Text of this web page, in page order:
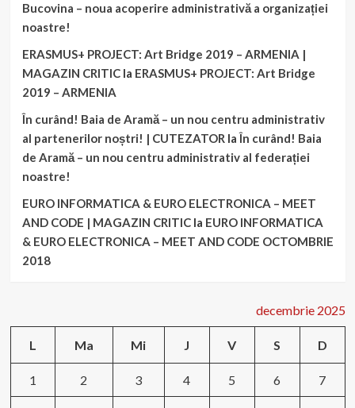
Bucovina – noua acoperire administrativă a organizației
noastre!
ERASMUS+ PROJECT: Art Bridge 2019 – ARMENIA |
MAGAZIN CRITICla ERASMUS+ PROJECT: Art Bridge
2019 – ARMENIA
În curând! Baia de Aramă – un nou centru administrativ
al partenerilor noștri! | CUTEZATOR laÎn curând! Baia
de Aramă – un nou centru administrativ al federației
noastre!
EURO INFORMATICA & EURO ELECTRONICA – MEET
AND CODE | MAGAZIN CRITICla EURO INFORMATICA
& EURO ELECTRONICA – MEET AND CODE OCTOMBRIE
2018
decembrie 2025
L Ma Mi J V S D
1 2 3 4 5 6 7